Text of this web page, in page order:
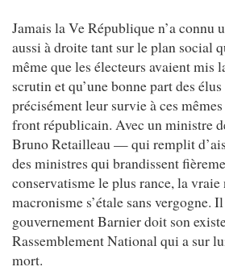
Jamais la Ve République n’a connu
aussi à droite tant sur le plan social
même que les électeurs avaient mis
scrutin et qu’une bonne part des
précisément leur survie à ces
front républicain. Avec un ministre
Bruno Retailleau — qui remplit
des ministres qui brandissent
conservatisme le plus rance, la vraie
macronisme s’étale sans vergogne.
gouvernement Barnier doit son
Rassemblement National qui a sur
mort.